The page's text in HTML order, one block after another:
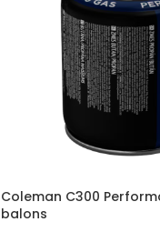
Coleman C300
balons